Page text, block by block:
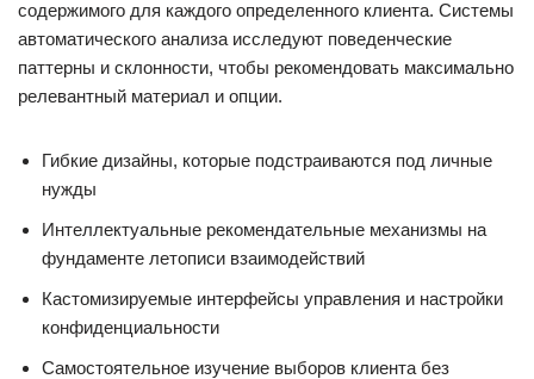
содержимого для каждого определенного клиента. Системы
автоматического анализа исследуют поведенческие
паттерны и склонности, чтобы рекомендовать максимально
релевантный материал и опции.
Гибкие дизайны, которые подстраиваются под личные
нужды
Интеллектуальные рекомендательные механизмы на
фундаменте летописи взаимодействий
Кастомизируемые интерфейсы управления и настройки
конфиденциальности
Самостоятельное изучение выборов клиента без